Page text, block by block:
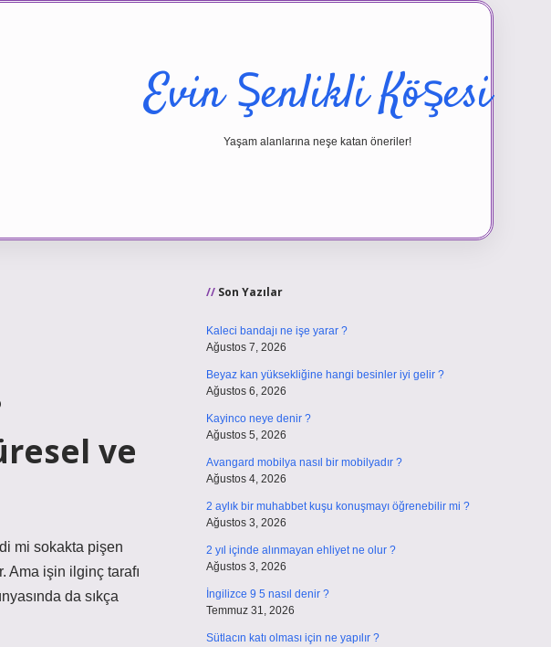
Evin Şenlikli Köşesi
Yaşam alanlarına neşe katan öneriler!
ve
mi sokakta pişen
Ama işin ilginç tarafı
da sıkça
Son Yazılar
Kaleci bandajı ne işe yarar ?
Ağustos 7, 2026
Beyaz kan yüksekliğine hangi besinler iyi gelir ?
Ağustos 6, 2026
Kayinco neye denir ?
Ağustos 5, 2026
Avangard mobilya nasıl bir mobilyadır ?
Ağustos 4, 2026
2 aylık bir muhabbet kuşu konuşmayı öğrenebilir mi ?
Ağustos 3, 2026
2 yıl içinde alınmayan ehliyet ne olur ?
Ağustos 3, 2026
İngilizce 9 5 nasıl denir ?
Temmuz 31, 2026
Sütlacın katı olması için ne yapılır ?